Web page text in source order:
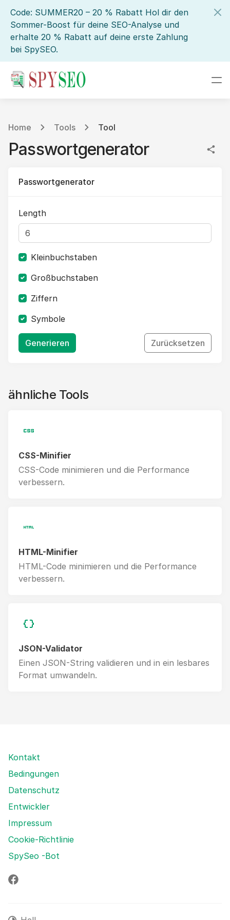
Code: SUMMER20 – 20 % Rabatt Hol dir den
Sommer-Boost für deine SEO-Analyse und
erhalte 20 % Rabatt auf deine erste Zahlung
bei SpySEO.
Home Tools Tool
Passwortgenerator
Passwortgenerator
Length
Kleinbuchstaben
Großbuchstaben
Ziffern
Symbole
Generieren Zurücksetzen
ähnliche Tools
CSS-Minifier
CSS-Code minimieren und die Performance
verbessern.
HTML-Minifier
HTML-Code minimieren und die Performance
verbessern.
JSON-Validator
Einen JSON-String validieren und in ein lesbares
Format umwandeln.
Kontakt
Bedingungen
Datenschutz
Entwickler
Impressum
Cookie-Richtlinie
SpySeo -Bot
Facebook